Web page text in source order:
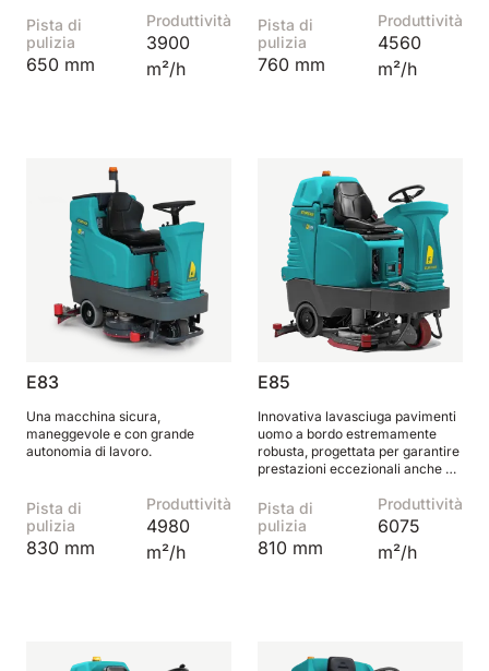
Pista di
pulizia
650 mm
Produttività
3900
m²/h
bordo dalle dimensioni enormi.
Pista di
pulizia
760 mm
Produttività
4560
m²/h
E83
Una macchina sicura,
maneggevole e con grande
autonomia di lavoro.
Pista di
pulizia
830 mm
Produttività
4980
m²/h
E85
Innovativa lavasciuga pavimenti
uomo a bordo estremamente
robusta, progettata per garantire
prestazioni eccezionali anche sui
Pista di
pulizia
810 mm
Produttività
6075
m²/h